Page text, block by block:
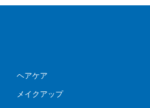
ヘアケア
メイクアップ